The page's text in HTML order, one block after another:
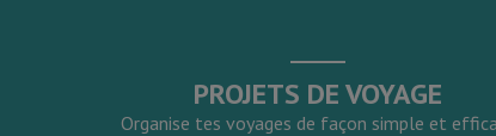
PROJETS DE VOYAGE
Organise tes voyages de façon simple et